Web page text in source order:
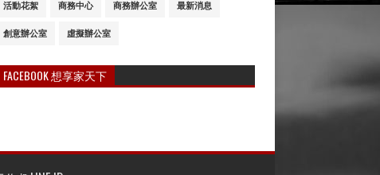
活動花絮 商務中心 商務辦公室 最新消息
創意辦公室 虛擬辦公室
FACEBOOK 想享家天下